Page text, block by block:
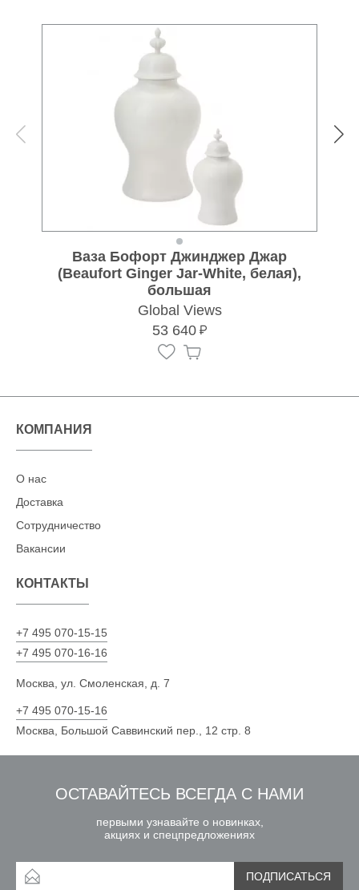
Ваза Бофорт Джинджер Джар
(Beaufort Ginger Jar-White, белая),
большая
Global Views
53 640
КОМПАНИЯ
О нас
Доставка
Сотрудничество
Вакансии
КОНТАКТЫ
+7 495 070-15-15
+7 495 070-16-16
Москва, ул. Смоленская, д. 7
+7 495 070-15-16
Москва, Большой Саввинский пер., 12 стр. 8
ОСТАВАЙТЕСЬ ВСЕГДА С НАМИ
первыми узнавайте о новинках,
акциях и спецпредложениях
ПОДПИСАТЬСЯ